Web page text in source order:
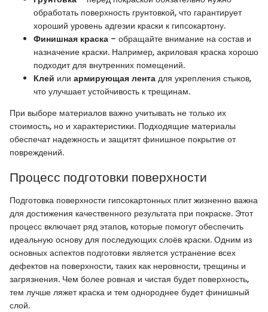
обработать поверхность грунтовкой, что гарантирует
хороший уровень адгезии краски к гипсокартону.
Финишная краска – обращайте внимание на состав и
назначение краски. Например, акриловая краска хорошо
подходит для внутренних помещений.
Клей или армирующая лента для укрепления стыков,
что улучшает устойчивость к трещинам.
При выборе материалов важно учитывать не только их
стоимость, но и характеристики. Подходящие материалы
обеспечат надежность и защитят финишное покрытие от
повреждений.
Процесс подготовки поверхности
Подготовка поверхности гипсокартонных плит жизненно важна
для достижения качественного результата при покраске. Этот
процесс включает ряд этапов, которые помогут обеспечить
идеальную основу для последующих слоёв краски. Одним из
основных аспектов подготовки является устранение всех
дефектов на поверхности, таких как неровности, трещины и
загрязнения. Чем более ровная и чистая будет поверхность,
тем лучше ляжет краска и тем однороднее будет финишный
слой.